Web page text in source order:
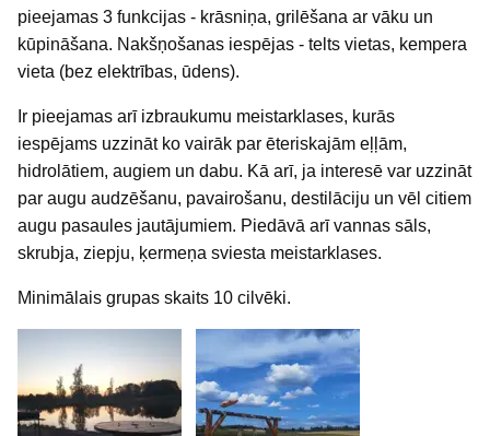
pieejamas 3 funkcijas - krāsniņa, grilēšana ar vāku un
kūpināšana. Nakšņošanas iespējas - telts vietas, kempera
vieta (bez elektrības, ūdens).
Ir pieejamas arī izbraukumu meistarklases, kurās
iespējams uzzināt ko vairāk par ēteriskajām eļļām,
hidrolātiem, augiem un dabu. Kā arī, ja interesē var uzzināt
par augu audzēšanu, pavairošanu, destilāciju un vēl citiem
augu pasaules jautājumiem. Piedāvā arī vannas sāls,
skrubja, ziepju, ķermeņa sviesta meistarklases.
Minimālais grupas skaits 10 cilvēki.